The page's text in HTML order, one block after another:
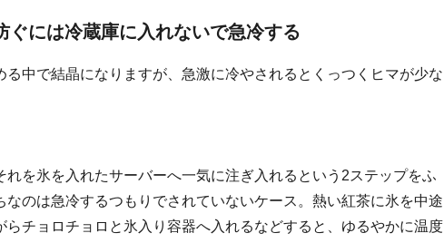
ぐには冷蔵庫に入れないで急冷する
る中で結晶になりますが、急激に冷やされるとくっつくヒマが少な
れを氷を入れたサーバーへ一気に注ぎ入れるという2ステップをふ
のは急冷するつもりでされていないケース。熱い紅茶に氷を中途
チョロチョロと氷入り容器へ入れるなどすると、ゆるやかに温度